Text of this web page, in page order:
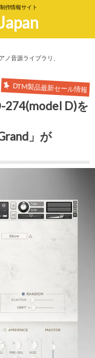
作情報サイト
音源ライブラリ、
DTM製品最新セール情報
274(model D)を
」が